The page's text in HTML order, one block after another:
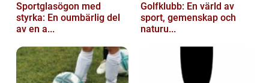
Sportglasögon med
styrka: En oumbärlig del
av en a...
Golfklubb: En värld av
sport, gemenskap och
naturu...